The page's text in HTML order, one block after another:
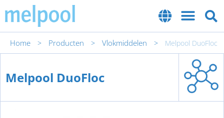
Home > Producten > Vlokmiddelen > Melpool DuoFloc
Melpool DuoFloc